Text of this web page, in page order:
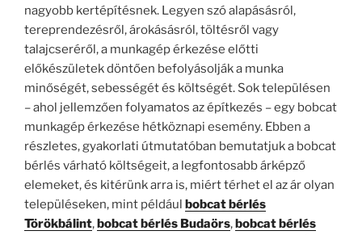
nagyobb kertépítésnek. Legyen szó alapásásról,
tereprendezésről, árokásásról, töltésről vagy
talajcseréről, a munkagép érkezése előtti
előkészületek döntően befolyásolják a munka
minőségét, sebességét és költségét. Sok településen
– ahol jellemzően folyamatos az építkezés – egy bobcat
munkagép érkezése hétköznapi esemény. Ebben a
részletes, gyakorlati útmutatóban bemutatjuk a bobcat
bérlés várható költségeit, a legfontosabb árképző
elemeket, és kitérünk arra is, miért térhet el az ár olyan
településeken, mint például bobcat bérlés
Törökbálint, bobcat bérlés Budaörs, bobcat bérlés